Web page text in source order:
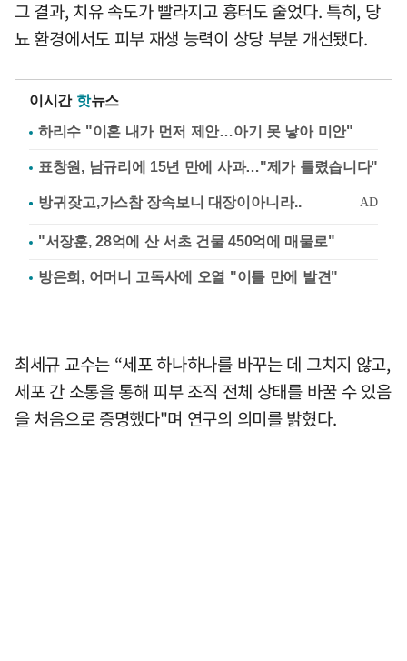
그 결과, 치유 속도가 빨라지고 흉터도 줄었다. 특히, 당
뇨 환경에서도 피부 재생 능력이 상당 부분 개선됐다.
이시간 핫뉴스
하리수 "이혼 내가 먼저 제안…아기 못 낳아 미안"
표창원, 남규리에 15년 만에 사과…"제가 틀렸습니다"
"서장훈, 28억에 산 서초 건물 450억에 매물로"
방은희, 어머니 고독사에 오열 "이틀 만에 발견"
최세규 교수는 “세포 하나하나를 바꾸는 데 그치지 않고,
세포 간 소통을 통해 피부 조직 전체 상태를 바꿀 수 있음
을 처음으로 증명했다"며 연구의 의미를 밝혔다.